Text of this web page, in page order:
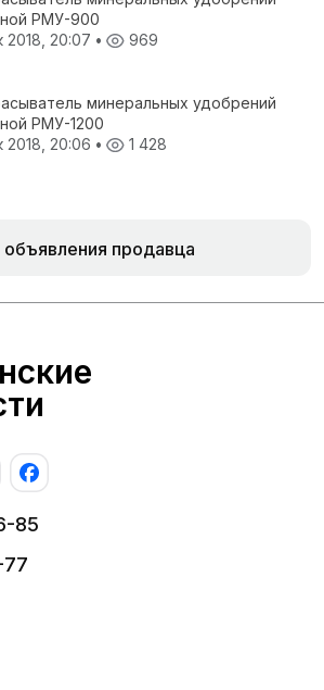
РМУ-900
2018, 20:07 • 969
минеральных удобрений
РМУ-1200
2018, 20:06 • 1 428
объявления продавца
85
77